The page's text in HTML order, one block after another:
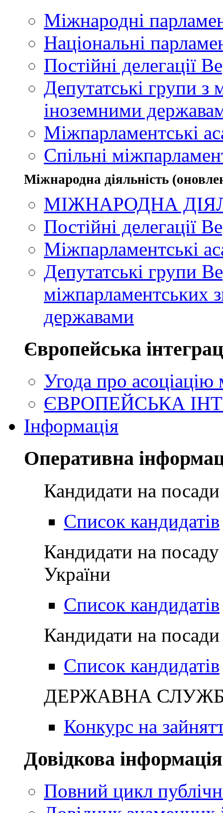
Міжнародні
Національні
Постійні делегації
Депутатські групи з
іноземними
Міжпарламентські
Спільні
Міжнародна діяльність
МІЖНАРОДНА
Постійні делегації
Міжпарламентські
Депутатські групи
міжпарламентських
державами
Європейська
Угода про
ЄВРОПЕЙСЬКА
Інформація
Оперативна
Кандидати на
Список кандидатів
Кандидати на
України
Список кандидатів
Кандидати на посади
Список кандидатів
ДЕРЖАВНА
Конкурс на
Довідкова інформація
Повний цикл